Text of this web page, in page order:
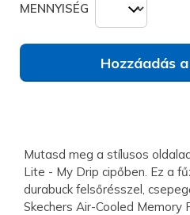
MENNYISÉG
Hozzáadás
Mutasd meg a stílusos
Lite - My Drip cipőben. Ez a
durabuck felsőrésszel,
Skechers Air-Cooled